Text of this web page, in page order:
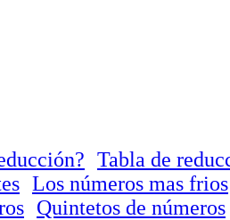
Tabla de
Los números mas frios
Quintetos de números